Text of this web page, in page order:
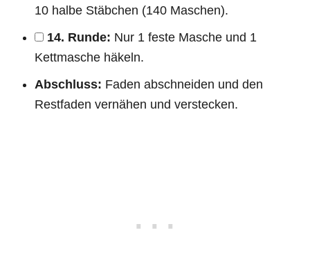
10 halbe Stäbchen (140 Maschen).
14. Runde: Nur 1 feste Masche und 1
Kettmasche häkeln.
Abschluss: Faden abschneiden und den
Restfaden vernähen und verstecken.